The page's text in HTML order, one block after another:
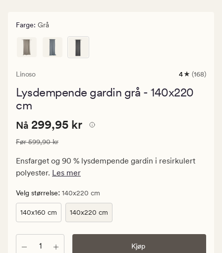
Farge: Grå
Linoso
168
med
4 (168)
Lysdempende gardin grå - 140x220
cm
Nåværende
299,95
kr.
Vanlig
599,90
kr
Nåværende pris
Nå 299,95 kr
Vanlig pris 599,90 kr
Før599,90 kr
Ensfarget og 90 % lysdempende gardin i resirkulert
polyester. Les mer
Velg størrelse: 140x220 cm
140x160 cm 140x220 cm
Antall Kjøp